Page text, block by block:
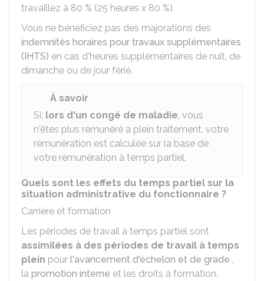
travaillez à 80 % (25 heures x 80 %).
Vous ne bénéficiez pas des majorations des
indemnités horaires pour travaux supplémentaires
(IHTS) en cas d'heures supplémentaires de nuit, de
dimanche ou de jour férié.
À savoir
Si, lors d'un congé de maladie, vous
n'êtes plus rémunéré à plein traitement, votre
rémunération est calculée sur la base de
votre rémunération à temps partiel.
Quels sont les effets du temps partiel sur la
situation administrative du fonctionnaire ?
Carrière et formation
Les périodes de travail à temps partiel sont
assimilées à des périodes de travail à temps
plein pour l'avancement d'échelon et de grade ,
la promotion interne et les droits à formation.